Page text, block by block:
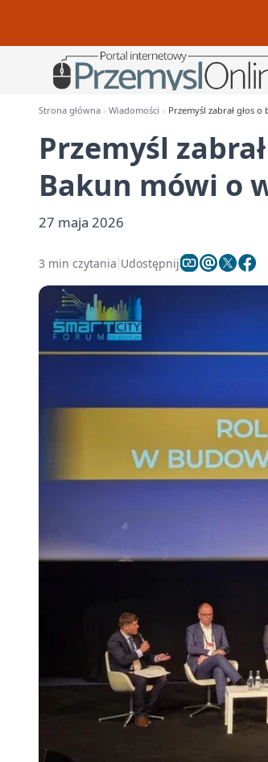
Strona główna Wiadomości Przemyśl zabrał głos
Przemyśl
Bakun mówi o
27 maja 2026
3 min czytania Udostępnij